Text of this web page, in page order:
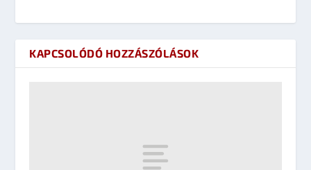
KAPCSOLÓDÓ HOZZÁSZÓLÁSOK